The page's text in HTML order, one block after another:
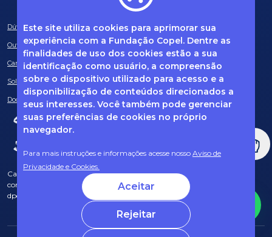
Este site utiliza cookies para aprimorar sua
experiência com a Fundação Copel. Dentre as
finalidades de uso dos cookies estão a sua
identificação como usuário, a compreensão
sobre o dispositivo utilizado para acesso e a
disponibilização de conteúdos direcionados a
seus interesses. Você também pode gerenciar
suas preferências de cookies no próprio
navegador.
Para mais instruções e informações acesse nosso Aviso de
Privacidade e Cookies.
Aceitar
Rejeitar
Dúvidas frequentes
Ouvidoria
Canal de Denúncias
Solicitação de informações
Documentos obrigatórios
Caso tenha dúvidas sobre Privacidade de Dados e LGPD, entre em
contato com o nosso DPO (encarregado de dados) via e-mail:
dpo@fcopel.org.br